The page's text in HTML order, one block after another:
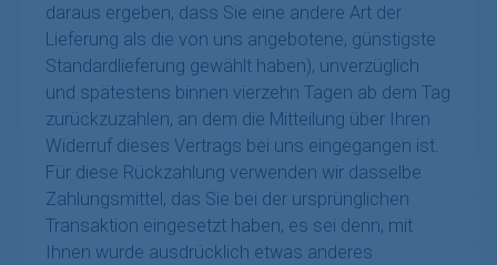
daraus ergeben, dass Sie eine andere Art der
Lieferung als die von uns angebotene, günstigste
Standardlieferung gewählt haben), unverzüglich
und spätestens binnen vierzehn Tagen ab dem Tag
zurückzuzahlen, an dem die Mitteilung über Ihren
Widerruf dieses Vertrags bei uns eingegangen ist.
Für diese Rückzahlung verwenden wir dasselbe
Zahlungsmittel, das Sie bei der ursprünglichen
Transaktion eingesetzt haben, es sei denn, mit
Ihnen wurde ausdrücklich etwas anderes